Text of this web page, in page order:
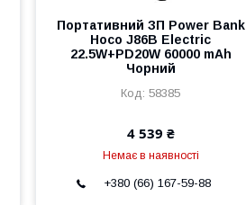
Портативний ЗП Power Bank
Hoco J86B Electric
22.5W+PD20W 60000 mAh
Чорний
58385
4 539 ₴
Немає в наявності
+380 (66) 167-59-88